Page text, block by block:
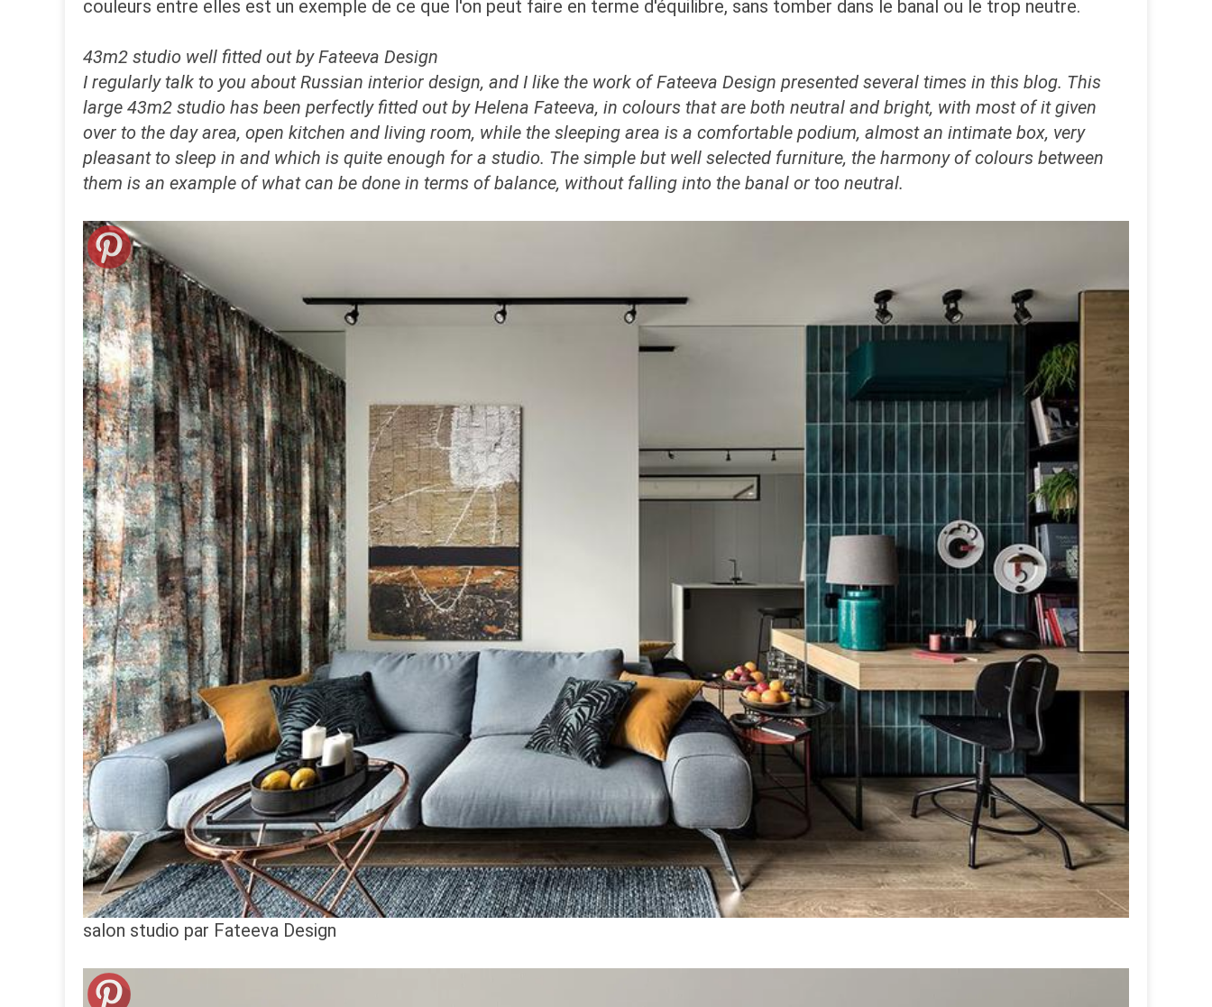
couleurs entre elles est un exemple de ce que l'on peut faire en terme d'équilibre, sans tomber dans le banal ou le trop neutre.
43m2 studio well fitted out by Fateeva Design
I regularly talk to you about Russian interior design, and I like the work of Fateeva Design presented several times in this blog. This
large 43m2 studio has been perfectly fitted out by Helena Fateeva, in colours that are both neutral and bright, with most of it given
over to the day area, open kitchen and living room, while the sleeping area is a comfortable podium, almost an intimate box, very
pleasant to sleep in and which is quite enough for a studio. The simple but well selected furniture, the harmony of colours between
them is an example of what can be done in terms of balance, without falling into the banal or too neutral.
salon studio par Fateeva Design